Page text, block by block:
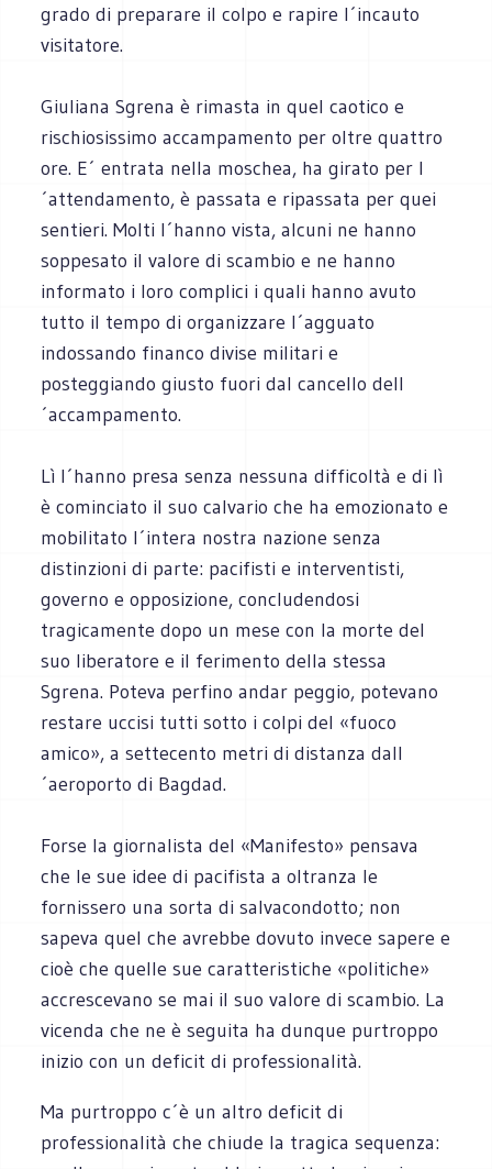
grado di preparare il colpo e rapire l´incauto
visitatore.
Giuliana Sgrena è rimasta in quel caotico e
rischiosissimo accampamento per oltre quattro
ore. E´ entrata nella moschea, ha girato per l
´attendamento, è passata e ripassata per quei
sentieri. Molti l´hanno vista, alcuni ne hanno
soppesato il valore di scambio e ne hanno
informato i loro complici i quali hanno avuto
tutto il tempo di organizzare l´agguato
indossando financo divise militari e
posteggiando giusto fuori dal cancello dell
´accampamento.
Lì l´hanno presa senza nessuna difficoltà e di lì
è cominciato il suo calvario che ha emozionato e
mobilitato l´intera nostra nazione senza
distinzioni di parte: pacifisti e interventisti,
governo e opposizione, concludendosi
tragicamente dopo un mese con la morte del
suo liberatore e il ferimento della stessa
Sgrena. Poteva perfino andar peggio, potevano
restare uccisi tutti sotto i colpi del «fuoco
amico», a settecento metri di distanza dall
´aeroporto di Bagdad.
Forse la giornalista del «Manifesto» pensava
che le sue idee di pacifista a oltranza le
fornissero una sorta di salvacondotto; non
sapeva quel che avrebbe dovuto invece sapere e
cioè che quelle sue caratteristiche «politiche»
accrescevano se mai il suo valore di scambio. La
vicenda che ne è seguita ha dunque purtroppo
inizio con un deficit di professionalità.
Ma purtroppo c´è un altro deficit di
professionalità che chiude la tragica sequenza: